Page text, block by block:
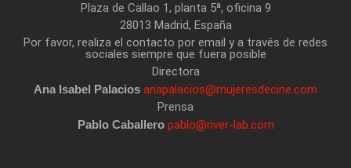
Plaza de Callao 1, planta 5ª, oficina 9
28013 Madrid, España
Por favor, realiza el contacto por email y a través de redes
sociales siempre que fuera posible
Directora
Ana Isabel Palacios anapalacios@mujeresdecine.com
Prensa
Pablo Caballero pablo@river-lab.com